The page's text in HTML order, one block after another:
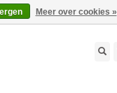
Meer over cookies »